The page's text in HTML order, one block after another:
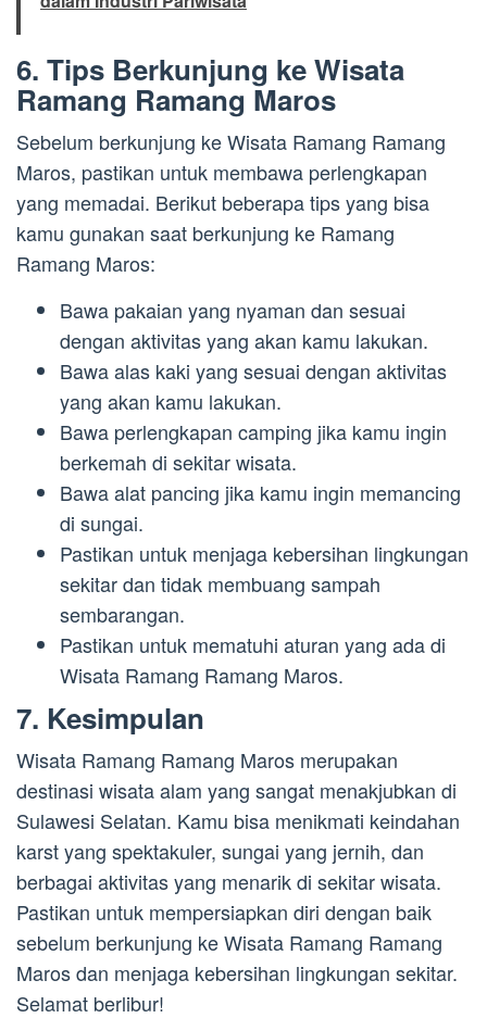
6. Tips Berkunjung ke Wisata
Ramang Ramang Maros
Sebelum berkunjung ke Wisata Ramang Ramang
Maros, pastikan untuk membawa perlengkapan
yang memadai. Berikut beberapa tips yang bisa
kamu gunakan saat berkunjung ke Ramang
Ramang Maros:
Bawa pakaian yang nyaman dan sesuai
dengan aktivitas yang akan kamu lakukan.
Bawa alas kaki yang sesuai dengan aktivitas
yang akan kamu lakukan.
Bawa perlengkapan camping jika kamu ingin
berkemah di sekitar wisata.
Bawa alat pancing jika kamu ingin memancing
di sungai.
Pastikan untuk menjaga kebersihan lingkungan
sekitar dan tidak membuang sampah
sembarangan.
Pastikan untuk mematuhi aturan yang ada di
Wisata Ramang Ramang Maros.
7. Kesimpulan
Wisata Ramang Ramang Maros merupakan
destinasi wisata alam yang sangat menakjubkan di
Sulawesi Selatan. Kamu bisa menikmati keindahan
karst yang spektakuler, sungai yang jernih, dan
berbagai aktivitas yang menarik di sekitar wisata.
Pastikan untuk mempersiapkan diri dengan baik
sebelum berkunjung ke Wisata Ramang Ramang
Maros dan menjaga kebersihan lingkungan sekitar.
Selamat berlibur!